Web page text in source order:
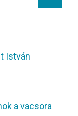
István
a vacsora